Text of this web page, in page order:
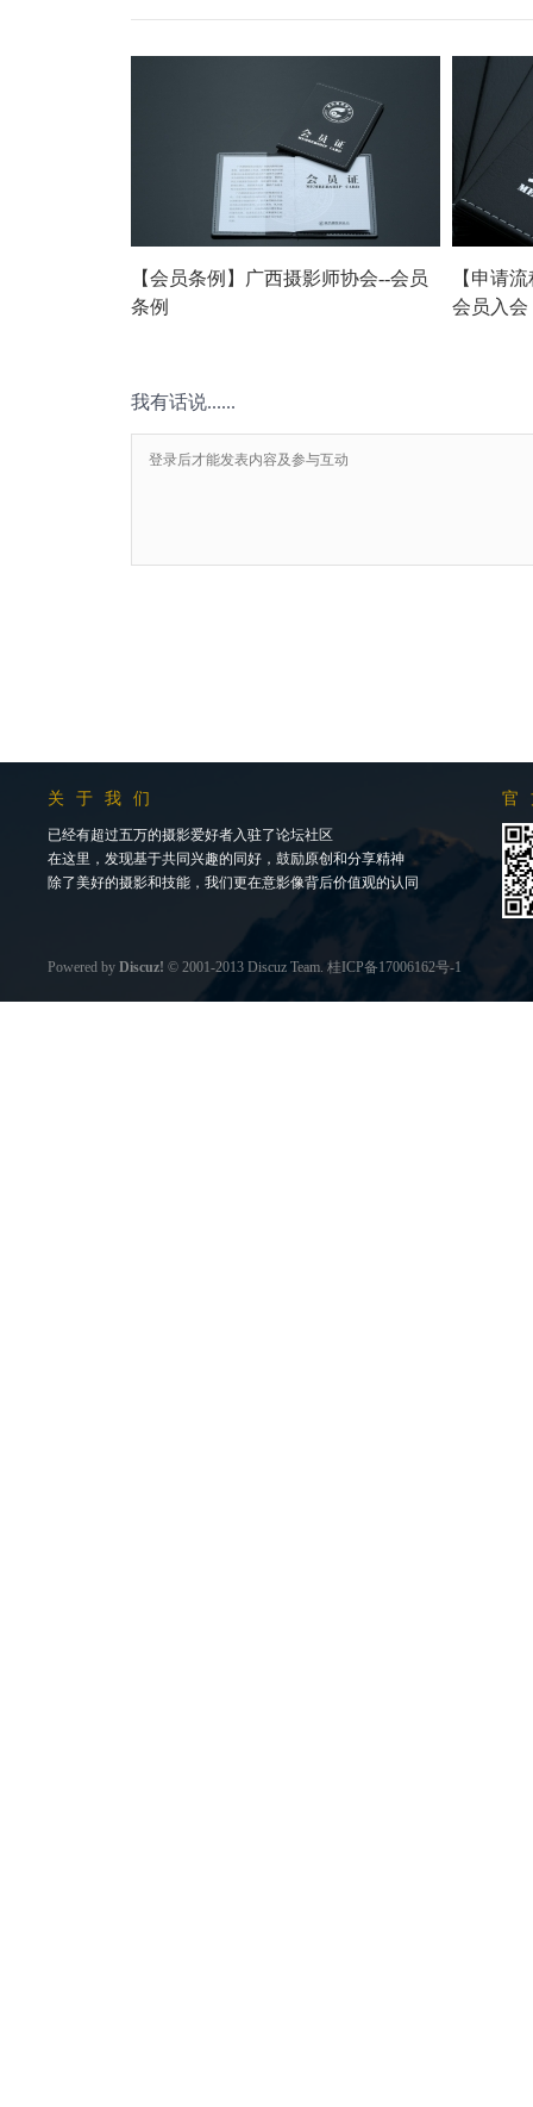
【会员条例】广西摄影师协会--会员
条例
【申请
会员入会
我有话说......
关于我们
已经有超过五万的摄影爱好者入驻了论坛社区
在这里，发现基于共同兴趣的同好，鼓励原创和分享精神
除了美好的摄影和技能，我们更在意影像背后价值观的认同
Powered by Discuz! © 2001-2013 Discuz Team. 桂ICP备17006162号-1